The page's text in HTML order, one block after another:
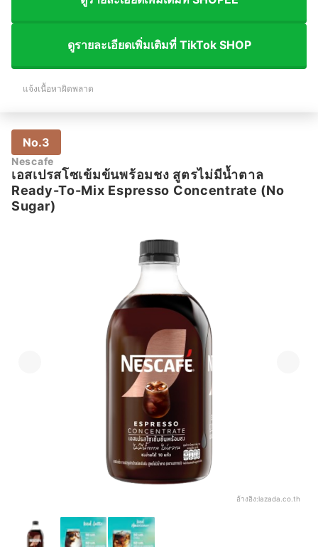
ดูรายละเอียดเพิ่มเติมที่ TikTok SHOP
แจ้งเนื้อหาผิดพลาด
No.3
Nescafe
เอสเปรสโซเข้มข้นพร้อมชง สูตรไม่มีน้ำตาล
Ready-To-Mix Espresso Concentrate (No
Sugar)
อ้างอิง:lazada.co.th